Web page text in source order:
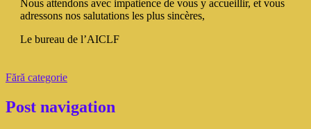
Nous attendons avec impatience de vous y accueillir, et vous
adressons nos salutations les plus sincères,
Le bureau de l’AICLF
Fără categorie
Post navigation